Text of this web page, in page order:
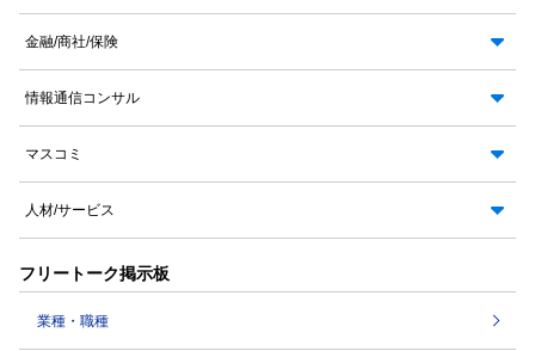
金融/商社/保険
情報通信コンサル
マスコミ
人材/サービス
フリートーク掲示板
業種・職種